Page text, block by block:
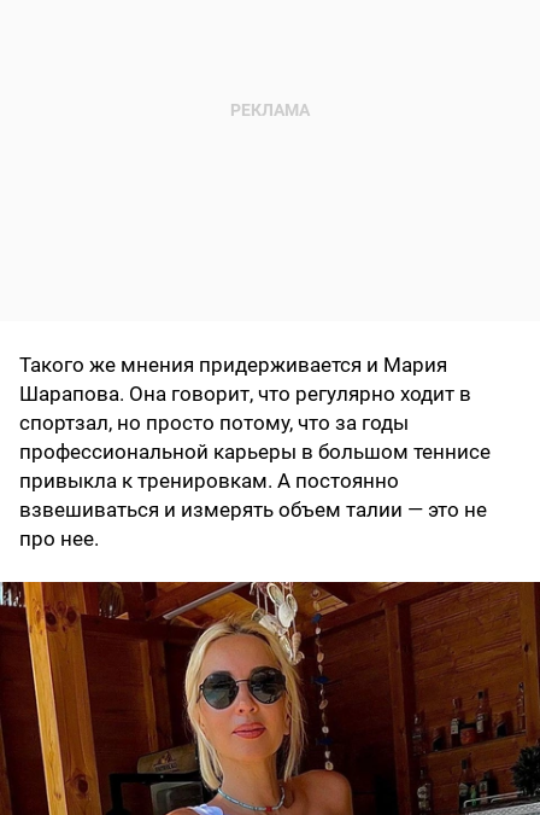
Такого же мнения придерживается и Мария
Шарапова. Она говорит, что регулярно ходит в
спортзал, но просто потому, что за годы
профессиональной карьеры в большом теннисе
привыкла к тренировкам. А постоянно
взвешиваться и измерять объем талии — это не
про нее.